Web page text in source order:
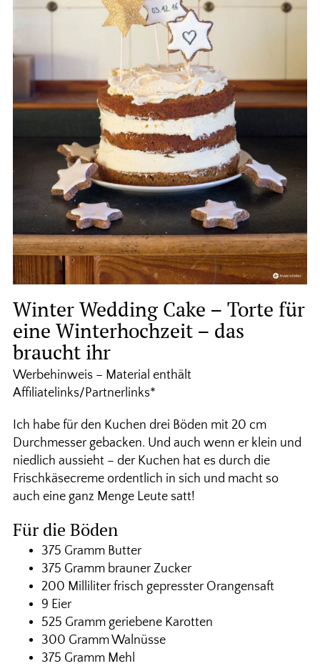
Winter Wedding Cake – Torte für
eine Winterhochzeit – das
braucht ihr
Werbehinweis – Material enthält
Affiliatelinks/Partnerlinks*
Ich habe für den Kuchen drei Böden mit 20 cm
Durchmesser gebacken. Und auch wenn er klein und
niedlich aussieht – der Kuchen hat es durch die
Frischkäsecreme ordentlich in sich und macht so
auch eine ganz Menge Leute satt!
Für die Böden
375 Gramm Butter
375 Gramm brauner Zucker
200 Milliliter frisch gepresster Orangensaft
9 Eier
525 Gramm geriebene Karotten
300 Gramm Walnüsse
375 Gramm Mehl